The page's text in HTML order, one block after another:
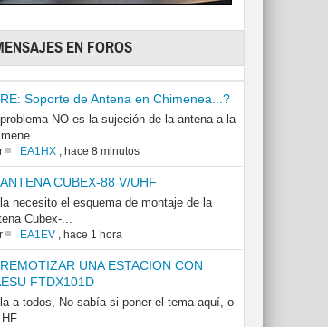
EN FOROS
RE: Soporte de Antena en Chimenea...?
NO es la sujeción de la antena a la
EA1HX, hace 8 minutos
ANTENA CUBEX-88 V/UHF
necesito el esquema de montaje de la
Cubex-...
EA1EV, hace 1 hora
REMOTIZAR UNA ESTACION CON
FTDX101D
a todos, No sabía si poner el tema aquí, o